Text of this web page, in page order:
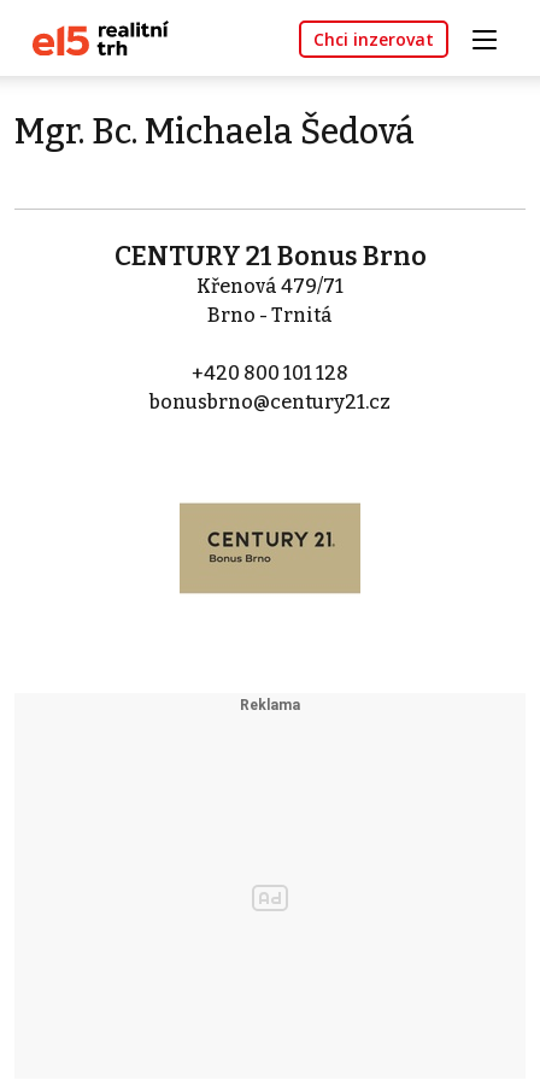
Chci inzerovat
Mgr. Bc. Michaela Šedová
CENTURY 21 Bonus Brno
Křenová 479/71
Brno - Trnitá
+420 800 101 128
bonusbrno@century21.cz